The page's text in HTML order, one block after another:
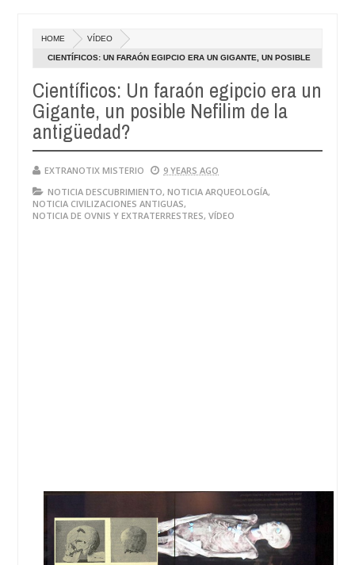
a humanoides enanos robando verduras de sus huertos.
May
2025
UVB-76, conocida como la radio del fin del mundo volvió a
HOME VÍDEO
CIENTÍFICOS: UN FARAÓN EGIPCIO ERA UN GIGANTE, UN POSIBLE
Científicos: Un faraón egipcio era un
Gigante, un posible Nefilim de la
antigüedad?
EXTRANOTIX MISTERIO
9 YEARS AGO
NOTICIA DESCUBRIMIENTO, NOTICIA ARQUEOLOGÍA,
NOTICIA CIVILIZACIONES ANTIGUAS,
NOTICIA DE OVNIS Y EXTRATERRESTRES, VÍDEO